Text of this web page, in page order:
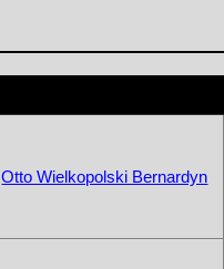
Otto Wielkopolski Bernardyn